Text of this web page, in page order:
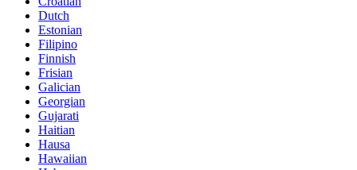
Dutch
Estonian
Filipino
Finnish
Frisian
Galician
Georgian
Gujarati
Haitian
Hausa
Hawaiian